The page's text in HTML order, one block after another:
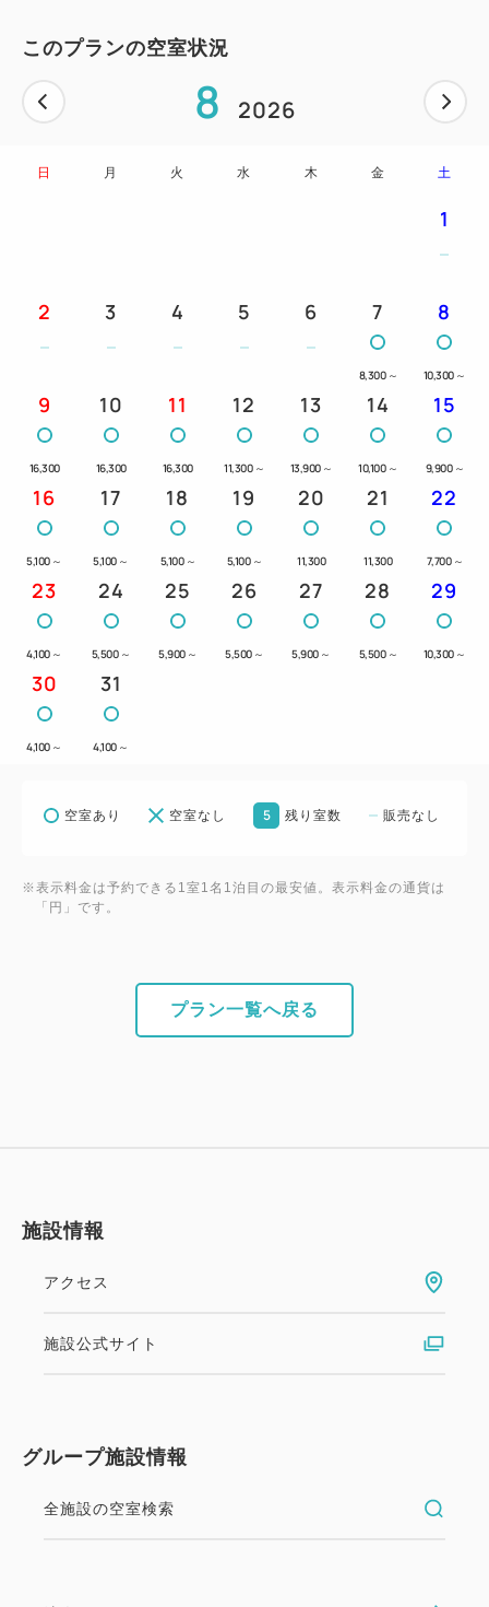
このプランの空室状況
8 2026
日 月 火 水 木 金 土
1
2 3 4 5 6 7
8,300 ～
8
10,300 ～
9
16,300
10
16,300
11
16,300
12
11,300 ～
13
13,900 ～
14
10,100 ～
15
9,900 ～
16
5,100 ～
17
5,100 ～
18
5,100 ～
19
5,100 ～
20
11,300
21
11,300
22
7,700 ～
23
4,100 ～
24
5,500 ～
25
5,900 ～
26
5,500 ～
27
5,900 ～
28
5,500 ～
29
10,300 ～
30
4,100 ～
31
4,100 ～
空室あり 空室なし 5 残り室数 販売なし
※表示料金は予約できる1室1名1泊目の最安値。表示料金の通貨は
「円」です。
プラン一覧へ戻る
施設情報
アクセス
施設公式サイト
グループ施設情報
全施設の空室検索